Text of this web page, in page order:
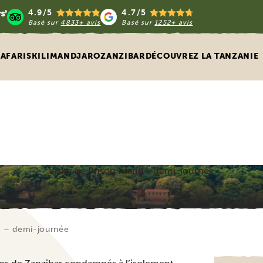
4.9/5
Basé sur 4833+ avis
4.7/5
Basé sur1252+ avis
KILIMANDJAROZANZIBARDÉCOUVREZ LA TANZANIE
Visite de Prison Island - demi-journée
– demi-journée